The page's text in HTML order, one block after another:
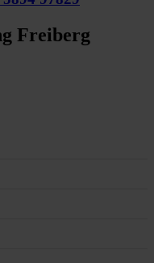
Freiberg